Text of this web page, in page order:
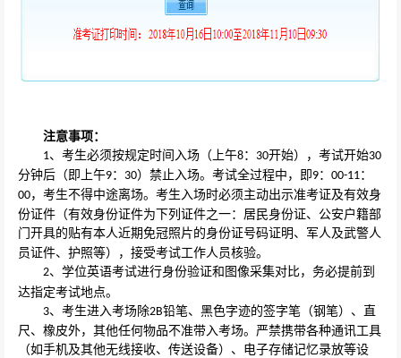
注意事项：
1、考生必须按规定时间入场（上午8： 30开始），考试开始30
分钟后（即上午9： 30）禁止入场。考试全过程中，即9： 00-11：
00，考生不得中途离场。考生入场时必须主动出示准考证及有效身
份证件（有效身份证件为下列证件之一：居民身份证、公安户籍部
门开具的贴有本人近期免冠照片的身份证号码证明、军人及武警人
员证件、护照等），接受考试工作人员核验。
2、学位英语考试进行身份验证和图像采集对比，务必提前到
达指定考试地点。
3、考生进入考场除2B铅笔、黑色字迹的签字笔（钢笔）、直
尺、橡皮外，其他任何物品不准带入考场。严禁携带各种通讯工具
（如手机及其他无线接收、传送设备）、电子存储记忆录放等设